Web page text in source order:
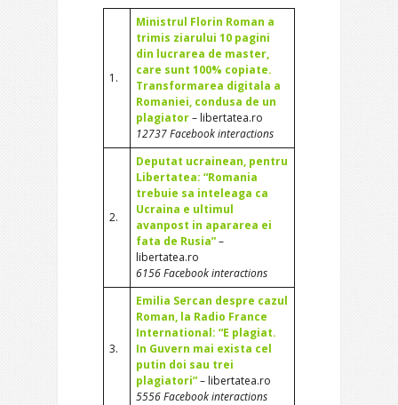
1.
Ministrul Florin Roman a
trimis ziarului 10 pagini
din lucrarea de master,
care sunt 100% copiate.
Transformarea digitala a
Romaniei, condusa de un
plagiator– libertatea.ro
12737 Facebook interactions
2.
Deputat ucrainean, pentru
Libertatea: “Romania
trebuie sa inteleaga ca
Ucraina e ultimul
avanpost in apararea ei
fata de Rusia”–
libertatea.ro
6156 Facebook interactions
3.
Emilia Sercan despre cazul
Roman, la Radio France
International: “E plagiat.
In Guvern mai exista cel
putin doi sau trei
plagiatori”– libertatea.ro
5556 Facebook interactions